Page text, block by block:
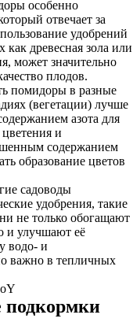
особенно
отвечает за
удобрений
древесная зола или
может значительно
плодов.
помидоры в разные
(вегетации) лучше
азота для
и
содержанием
образование цветов
садоводы
удобрения, такие
не только обогащают
и улучшают её
водо- и
важно в тепличных
подкормки